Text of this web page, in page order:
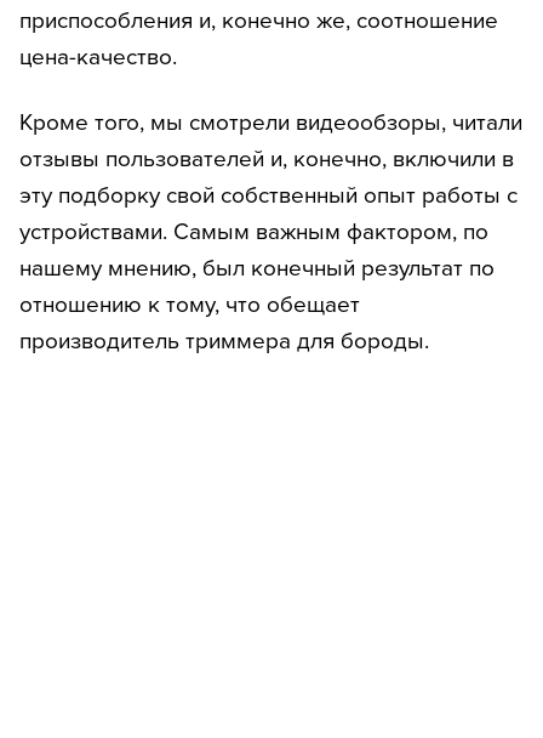
приспособления и, конечно же, соотношение
цена-качество.
Кроме того, мы смотрели видеообзоры, читали
отзывы пользователей и, конечно, включили в
эту подборку свой собственный опыт работы с
устройствами. Самым важным фактором, по
нашему мнению, был конечный результат по
отношению к тому, что обещает
производитель триммера для бороды.